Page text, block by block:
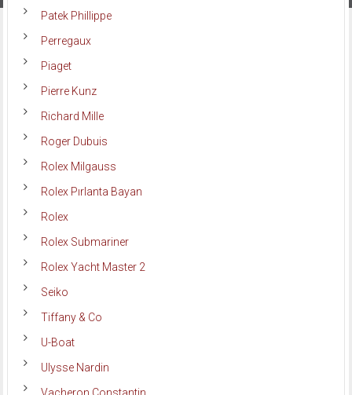
Patek Phillippe
Perregaux
Piaget
Pierre Kunz
Richard Mille
Roger Dubuis
Rolex Milgauss
Rolex Pırlanta Bayan
Rolex
Rolex Submariner
Rolex Yacht Master 2
Seiko
Tiffany & Co
U-Boat
Ulysse Nardin